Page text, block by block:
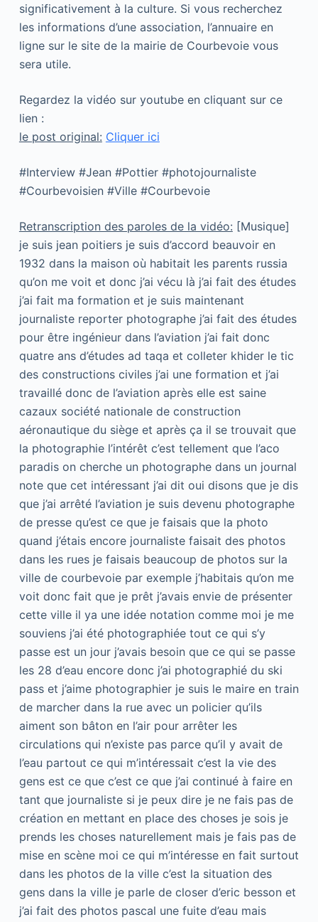
significativement à la culture. Si vous recherchez
les informations d’une association, l’annuaire en
ligne sur le site de la mairie de Courbevoie vous
sera utile.
Regardez la vidéo sur youtube en cliquant sur ce
lien :
le post original: Cliquer ici
#Interview #Jean #Pottier #photojournaliste
#Courbevoisien #Ville #Courbevoie
Retranscription des paroles de la vidéo: [Musique]
je suis jean poitiers je suis d’accord beauvoir en
1932 dans la maison où habitait les parents russia
qu’on me voit et donc j’ai vécu là j’ai fait des études
j’ai fait ma formation et je suis maintenant
journaliste reporter photographe j’ai fait des études
pour être ingénieur dans l’aviation j’ai fait donc
quatre ans d’études ad taqa et colleter khider le tic
des constructions civiles j’ai une formation et j’ai
travaillé donc de l’aviation après elle est saine
cazaux société nationale de construction
aéronautique du siège et après ça il se trouvait que
la photographie l’intérêt c’est tellement que l’aco
paradis on cherche un photographe dans un journal
note que cet intéressant j’ai dit oui disons que je dis
que j’ai arrêté l’aviation je suis devenu photographe
de presse qu’est ce que je faisais que la photo
quand j’étais encore journaliste faisait des photos
dans les rues je faisais beaucoup de photos sur la
ville de courbevoie par exemple j’habitais qu’on me
voit donc fait que je prêt j’avais envie de présenter
cette ville il ya une idée notation comme moi je me
souviens j’ai été photographiée tout ce qui s’y
passe est un jour j’avais besoin que ce qui se passe
les 28 d’eau encore donc j’ai photographié du ski
pass et j’aime photographier je suis le maire en train
de marcher dans la rue avec un policier qu’ils
aiment son bâton en l’air pour arrêter les
circulations qui n’existe pas parce qu’il y avait de
l’eau partout ce qui m’intéressait c’est la vie des
gens est ce que c’est ce que j’ai continué à faire en
tant que journaliste si je peux dire je ne fais pas de
création en mettant en place des choses je sois je
prends les choses naturellement mais je fais pas de
mise en scène moi ce qui m’intéresse en fait surtout
dans les photos de la ville c’est la situation des
gens dans la ville je parle de closer d’eric besson et
j’ai fait des photos pascal une fuite d’eau mais